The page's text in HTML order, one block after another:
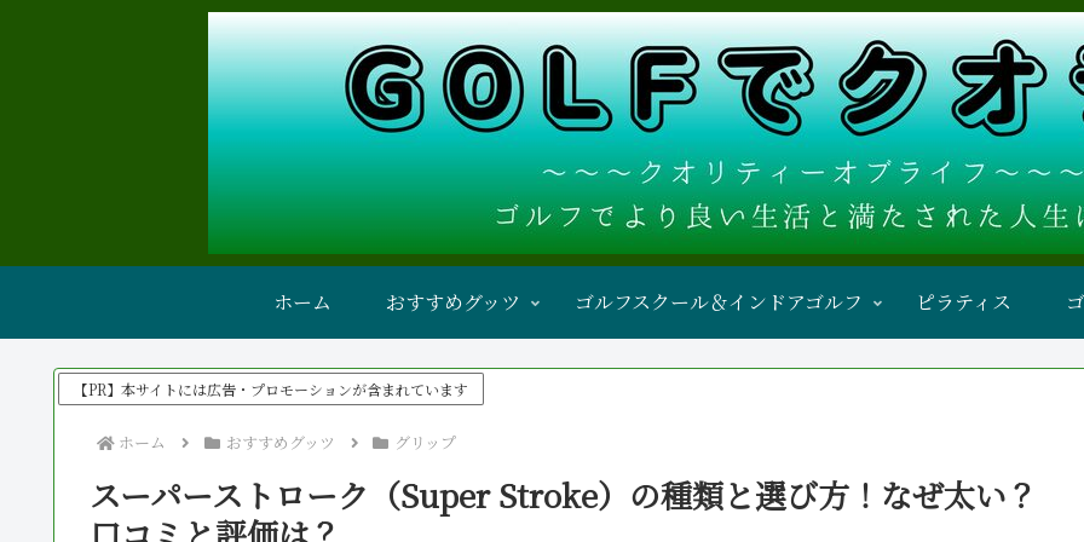
ホーム おすすめグッツ ゴルフスクール＆インドアゴルフ ピラティス
【PR】本サイトには広告・プロモーションが含まれています
ホーム おすすめグッツ グリップ
スーパーストローク（Super Stroke）の種類と選び方！なぜ太い？
口コミと評価は？